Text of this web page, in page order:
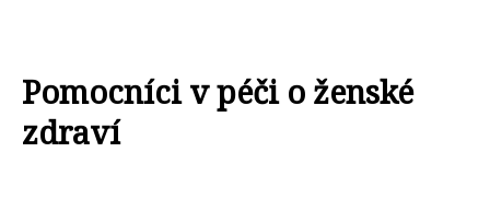
Pomocníci v péči o ženské
zdraví